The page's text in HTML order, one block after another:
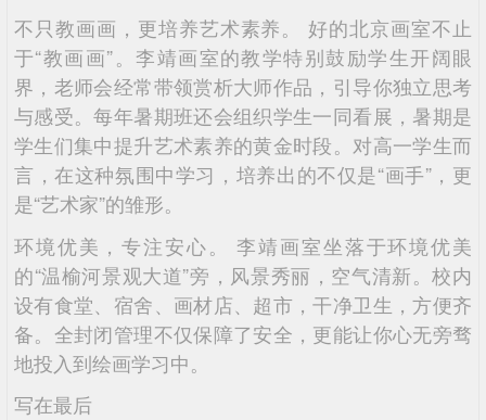
不只教画画，更培养艺术素养。 好的北京画室不止
于“教画画”。李靖画室的教学特别鼓励学生开阔眼
界，老师会经常带领赏析大师作品，引导你独立思考
与感受。每年暑期班还会组织学生一同看展，暑期是
学生们集中提升艺术素养的黄金时段。对高一学生而
言，在这种氛围中学习，培养出的不仅是“画手”，更
是“艺术家”的雏形。
环境优美，专注安心。 李靖画室坐落于环境优美
的“温榆河景观大道”旁，风景秀丽，空气清新。校内
设有食堂、宿舍、画材店、超市，干净卫生，方便齐
备。全封闭管理不仅保障了安全，更能让你心无旁骛
地投入到绘画学习中。
写在最后